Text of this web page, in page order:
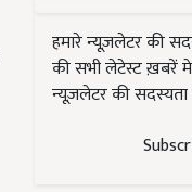
हमारे न्यूज़लेटर की
की सभी लेटेस्ट ख़बरें
न्यूज़लेटर की